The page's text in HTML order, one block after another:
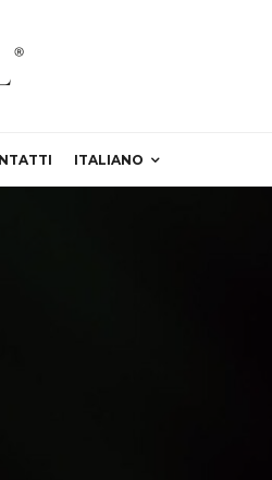
ITALIANO